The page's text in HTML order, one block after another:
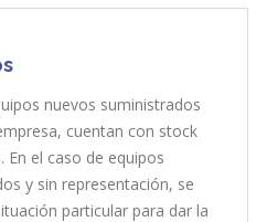
nuevos suministrados
cuentan con stock
En el caso de equipos
y sin representación, se
particular para dar la